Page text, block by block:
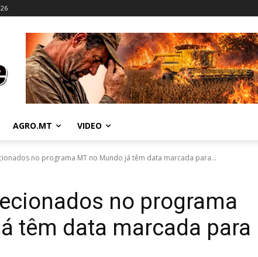
AGRO.MT VIDEO
no programa MT no Mundo já têm data marcada para...
no programa
têm data marcada para